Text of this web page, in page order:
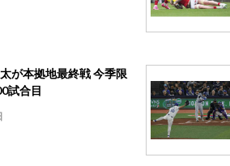
が本拠地最終戦 今季限
試合目